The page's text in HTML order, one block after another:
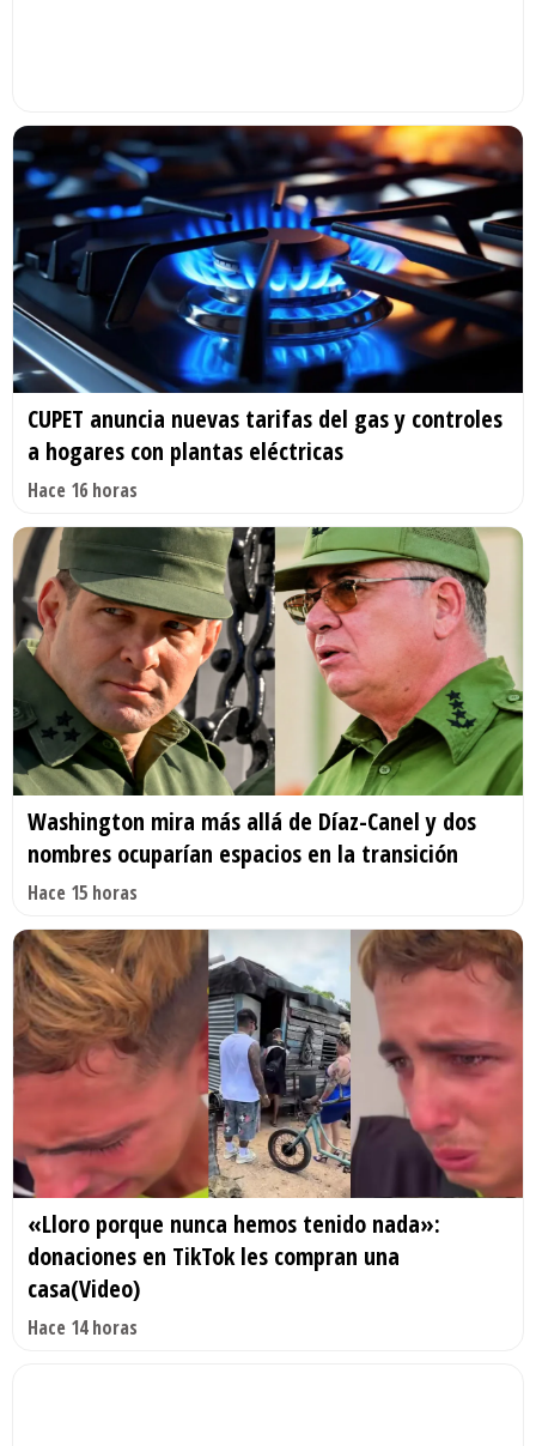
CUPET anuncia nuevas tarifas del gas y controles
a hogares con plantas eléctricas
Hace 16 horas
Washington mira más allá de Díaz-Canel y dos
nombres ocuparían espacios en la transición
Hace 15 horas
«Lloro porque nunca hemos tenido nada»:
donaciones en TikTok les compran una
casa(Video)
Hace 14 horas